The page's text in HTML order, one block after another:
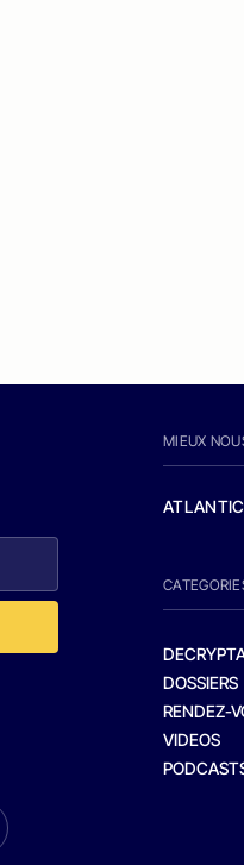
MIEUX
DOSSIERS
RENDEZ-
VIDEOS